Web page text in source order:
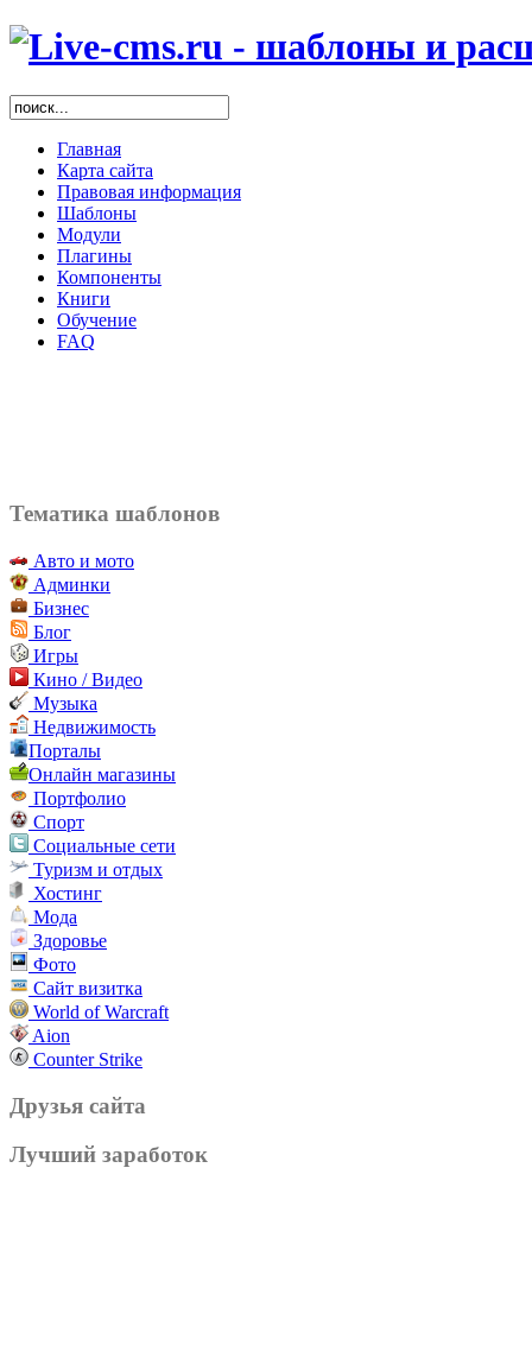
Главная
Карта сайта
Правовая информация
Шаблоны
Модули
Плагины
Компоненты
Книги
Обучение
FAQ
Тематика шаблонов
Авто и мото
Админки
Бизнес
Блог
Игры
Кино / Видео
Музыка
Недвижимость
Порталы
Онлайн магазины
Портфолио
Спорт
Социальные сети
Туризм и отдых
Хостинг
Мода
Здоровье
Фото
Сайт визитка
World of Warcraft
Aion
Counter Strike
Друзья сайта
Лучший заработок